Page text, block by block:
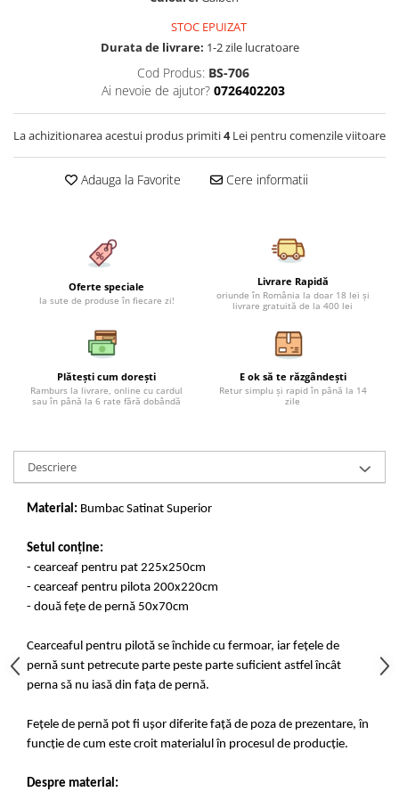
Cearceaf cu elastic
Cearceaf normal
Lenjerii Pufoase Fluffy/ Rabbit
Bumbac Neted Nesatinat
Bumbac 100% Poplin Hobby
Lenjerii Satin Premium
Lenjerii Jacquard
Lenjerii Matase
Lenjerii Creponate
Lenjerii pentru PASTE
Set Lenjerie + Draperii Pat Dublu
Huse Impermeabile 160x200cm
Huse Impermeabile 180x200cm
STOC EPUIZAT
Durata de livrare: 1-2 zile lucratoare
Cod Produs: BS-706
Ai nevoie de ajutor? 0726402203
La achizitionarea acestui produs primiti4Lei pentru comenzile viitoare
Adauga la Favorite Cere informatii
Oferte speciale
la sute de produse în fiecare zi!
Livrare Rapidă
oriunde în România la doar 18 lei și
livrare gratuită de la 400 lei
Plătești cum dorești
Ramburs la livrare, online cu cardul
sau în până la 6 rate fără dobândă
E ok să te răzgândești
Retur simplu și rapid în până la 14
zile
Descriere
Material: Bumbac Satinat Superior
Setul conține:
- cearceaf pentru pat 225x250cm
- cearceaf pentru pilota 200x220cm
- două fețe de pernă 50x70cm
Cearceaful pentru pilotă se închide cu fermoar, iar fețele de
pernă sunt petrecute parte peste parte suficient astfel încât
perna să nu iasă din fața de pernă.
Fețele de pernă pot fi ușor diferite față de poza de prezentare, în
funcție de cum este croit materialul în procesul de producție.
Despre material: